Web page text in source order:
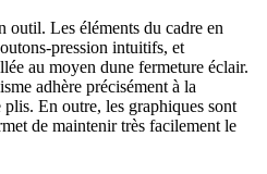
outil. Les éléments du cadre en
pression intuitifs, et
au moyen dune fermeture éclair.
adhère précisément à la
En outre, les graphiques sont
de maintenir très facilement le